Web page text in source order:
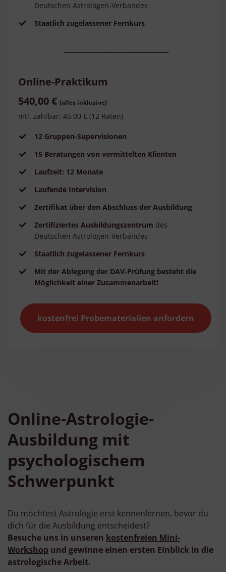
Deutschen Astrologen-Verbandes
Staatlich zugelassener Fernkurs
Online-Praktikum
540,00 € (alles inklusive)
mtl. zahlbar: 45,00 € (12 Raten)
12 Gruppen-Supervisionen
15 Beratungen von vermittelten Klienten
Laufzeit: 12 Monate
Laufende Intervision
Zertifikat über den Abschluss der Ausbildung
Zertifiziertes Ausbildungszentrum des
Deutschen Astrologen-Verbandes
Staatlich zugelassener Fernkurs
Mit der Ablegung der DAV-Prüfung besteht die
Möglichkeit einer Zusammenarbeit!
kostenfrei Probematerialien anfordern
Online-Astrologie-
Ausbildung mit
psychologischem
Schwerpunkt
Du möchtest Astrologie erst kennenlernen, bevor du
dich für die Ausbildung entscheidest?
Besuche uns in unseren kostenfreien Mini-
Workshop und gewinne einen ersten Einblick in die
astrologische Arbeit.